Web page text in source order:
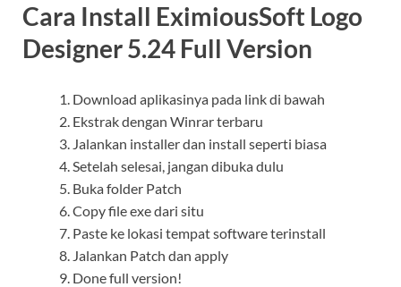
Cara Install EximiousSoft Logo
Designer 5.24 Full Version
Download aplikasinya pada link di bawah
Ekstrak dengan Winrar terbaru
Jalankan installer dan install seperti biasa
Setelah selesai, jangan dibuka dulu
Buka folder Patch
Copy file exe dari situ
Paste ke lokasi tempat software terinstall
Jalankan Patch dan apply
Done full version!